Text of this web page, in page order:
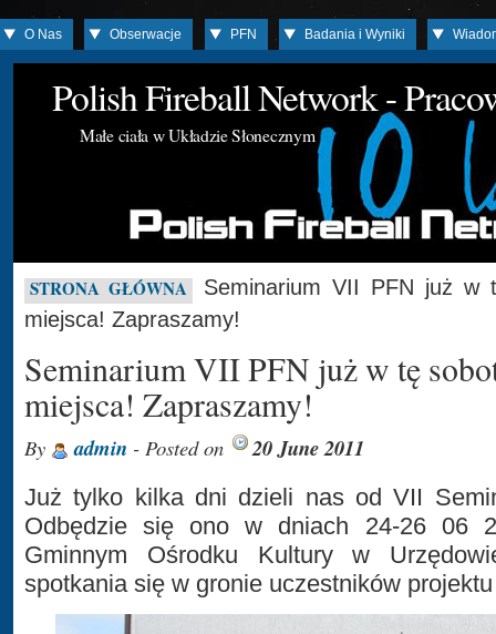
O Nas Obserwacje PFN Badania i Wyniki
Polish Fireball Network -
Małe ciała w Układzie Słonecznym
STRONA GŁÓWNA
Seminarium VII PFN już w
miejsca! Zapraszamy!
Seminarium VII PFN już w tę
miejsca! Zapraszamy!
By admin - Posted on 20 June 2011
Już tylko kilka dni dzieli nas od VII
Odbędzie się ono w dniach 24-26 06
Gminnym Ośrodku Kultury w
spotkania się w gronie uczestników